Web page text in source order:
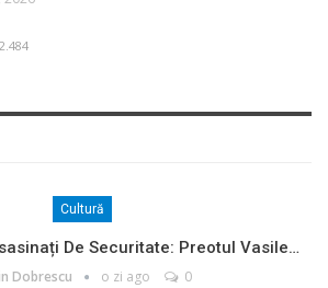
Cultură
De Securitate: Preotul Vasile…
Dobrescu o zi ago 0